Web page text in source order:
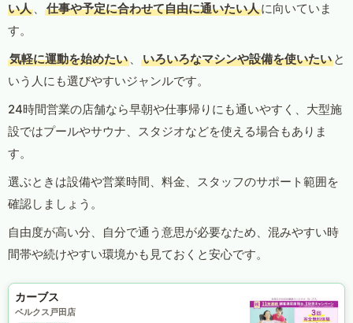
い人 、 仕事や予定に合わせて自由に通いたい人に向いていま
す。
気軽に運動を始めたい 、 いろいろなマシンや設備を使いたい と
いう人にも選びやすいジャンルです。
24時間営業の店舗なら早朝や仕事帰りにも通いやすく、大型施
設ではプールやサウナ、スタジオなどを使える場合もありま
す。
選ぶときは設備や営業時間、料金、スタッフのサポート範囲を
確認しましょう。
自由度が高い分、自分で通う意思が必要なため、混みやすい時
間帯や続けやすい環境かも見ておくと安心です。
カーブス
ベルクス戸田店